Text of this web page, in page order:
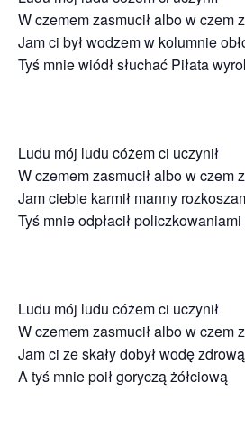
W czemem zasmucił albo w czem
Jam ci był wodzem w kolumnie
Tyś mnie wiódł słuchać Piłata
Ludu mój ludu cóżem ci uczynił
W czemem zasmucił albo w czem
Jam ciebie karmił manny
Tyś mnie odpłacił policzkowaniami
Ludu mój ludu cóżem ci uczynił
W czemem zasmucił albo w czem
Jam ci ze skały dobył wodę zdrową
A tyś mnie poił goryczą żółciową